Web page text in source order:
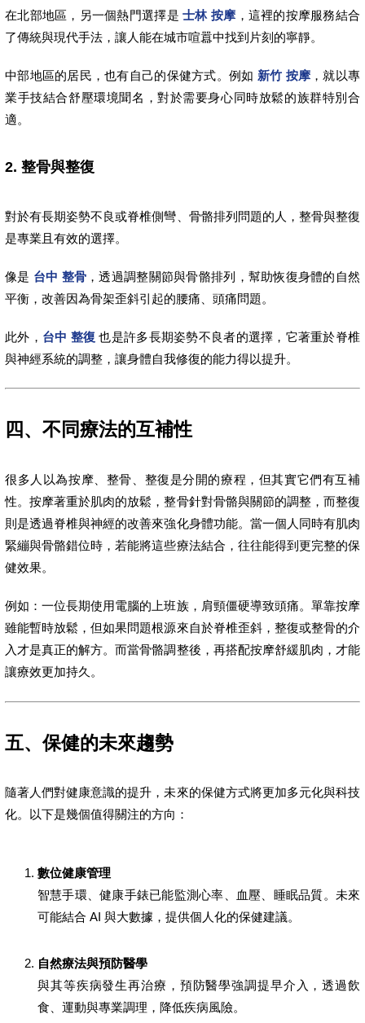
在北部地區，另一個熱門選擇是士林 按摩 ，這裡的按摩服務結合
了傳統與現代手法，讓人能在城市喧囂中找到片刻的寧靜。
中部地區的居民，也有自己的保健方式。例如 新竹 按摩 ，就以專
業手技結合舒壓環境聞名，對於需要身心同時放鬆的族群特別合
適。
2. 整骨與整復
對於有長期姿勢不良或脊椎側彎、骨骼排列問題的人，整骨與整復
是專業且有效的選擇。
像是 台中 整骨 ，透過調整關節與骨骼排列，幫助恢復身體的自然
平衡，改善因為骨架歪斜引起的腰痛、頭痛問題。
此外， 台中 整復 也是許多長期姿勢不良者的選擇，它著重於脊椎
與神經系統的調整，讓身體自我修復的能力得以提升。
四、不同療法的互補性
很多人以為按摩、整骨、整復是分開的療程，但其實它們有互補
性。按摩著重於肌肉的放鬆，整骨針對骨骼與關節的調整，而整復
則是透過脊椎與神經的改善來強化身體功能。當一個人同時有肌肉
緊繃與骨骼錯位時，若能將這些療法結合，往往能得到更完整的保
健效果。
例如：一位長期使用電腦的上班族，肩頸僵硬導致頭痛。單靠按摩
雖能暫時放鬆，但如果問題根源來自於脊椎歪斜，整復或整骨的介
入才是真正的解方。而當骨骼調整後，再搭配按摩舒緩肌肉，才能
讓療效更加持久。
五、保健的未來趨勢
隨著人們對健康意識的提升，未來的保健方式將更加多元化與科技
化。以下是幾個值得關注的方向：
數位健康管理
智慧手環、健康手錶已能監測心率、血壓、睡眠品質。未來
可能結合 AI 與大數據，提供個人化的保健建議。
自然療法與預防醫學
與其等疾病發生再治療，預防醫學強調提早介入，透過飲
食、運動與專業調理，降低疾病風險。